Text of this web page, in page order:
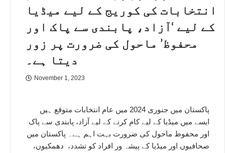
انتخابات کی کوریج کے لیے میڈیا
کے لیے ‘آزاد، پابندی سے پاک اور
محفوظ’ ماحول کی ضرورت پر زور
دیتا ہے۔
November 1, 2023
پاکستان میں جنوری 2024 میں عام انتخابات متوقع ہیں
ایسے میں میڈیا کے لیے کام کرنے کے لیے آزاد، پابندی سے پاک
اور محفوظ ماحول کی ضرورت بہت اہم ہے۔ پاکستان میں
صحافیوں اور میڈیا کے پیشہ ور افراد کو تشدد، دھمکیوں،